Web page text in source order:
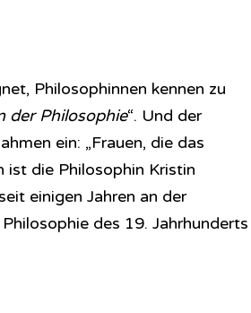
Philosophinnen kennen zu
der Philosophie“. Und der
ein: „Frauen, die das
ist die Philosophin Kristin
einigen Jahren an der
des 19. Jahrhunderts